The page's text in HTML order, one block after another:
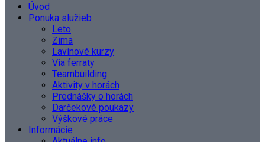
Úvod
Ponuka služieb
Leto
Zima
Lavínové kurzy
Via ferraty
Teambuilding
Aktivity v horách
Prednášky o horách
Darčekové poukazy
Výškové práce
Informácie